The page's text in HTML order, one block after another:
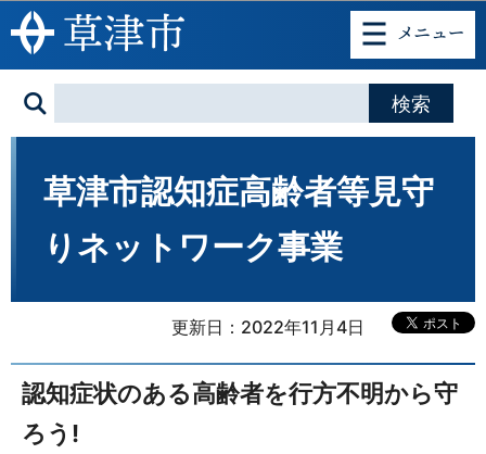
このページの本文へ移動
草津市認知症高齢者等見守
りネットワーク事業
更新日：2022年11月4日
認知症状のある高齢者を行方不明から守
ろう!